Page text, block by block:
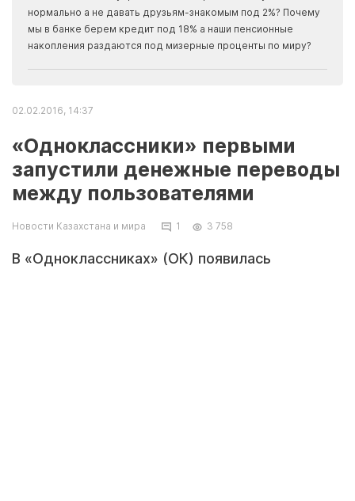
нормально а не давать друзьям-знакомым под 2%? Почему
мы в банке берем кредит под 18% а наши пенсионные
накопления раздаются под мизерные проценты по миру?
02.02.2016, 14:37
«Одноклассники» первыми
запустили денежные переводы
между пользователями
Новости Казахстана и мира 1 3 758
В «Одноклассниках» (ОК) появилась